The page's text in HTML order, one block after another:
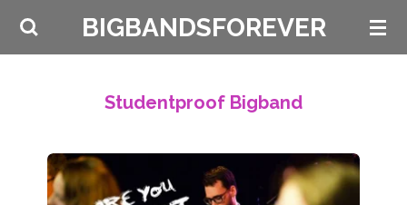
Ga
BIGBANDSFOREVER
Studentproof Bigband